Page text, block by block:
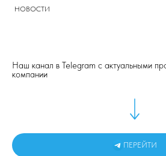
НОВОСТИ
Наш канал в Telegram с актуальными
компании
ПЕРЕЙТИ